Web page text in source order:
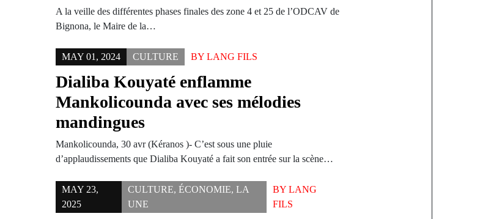
A la veille des différentes phases finales des zone 4 et 25 de l’ODCAV de
Bignona, le Maire de la…
MAY 01, 2024 CULTURE BYLANG FILS
Dialiba Kouyaté enflamme
Mankolicounda avec ses mélodies
mandingues
Mankolicounda, 30 avr (Kéranos )- C’est sous une pluie
d’applaudissements que Dialiba Kouyaté a fait son entrée sur la scène…
MAY 23,
2025
CULTURE,ÉCONOMIE,LA
UNE
BY LANG
FILS